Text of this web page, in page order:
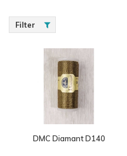
Filter
DMC Diamant D140